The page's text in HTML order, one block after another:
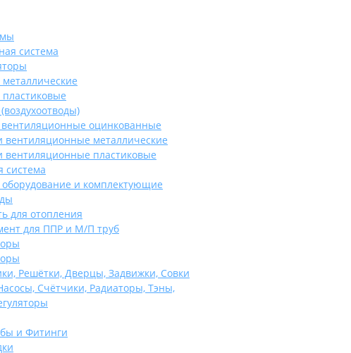
система
оцинкованные
вентиляционные металлические
вентиляционные пластиковые
система
оборудование и комплектующие
для отопления
для ППР и М/П труб
Решётки, Дверцы, Задвижки, Совки
Счётчики, Радиаторы, Тэны,
и Фитинги